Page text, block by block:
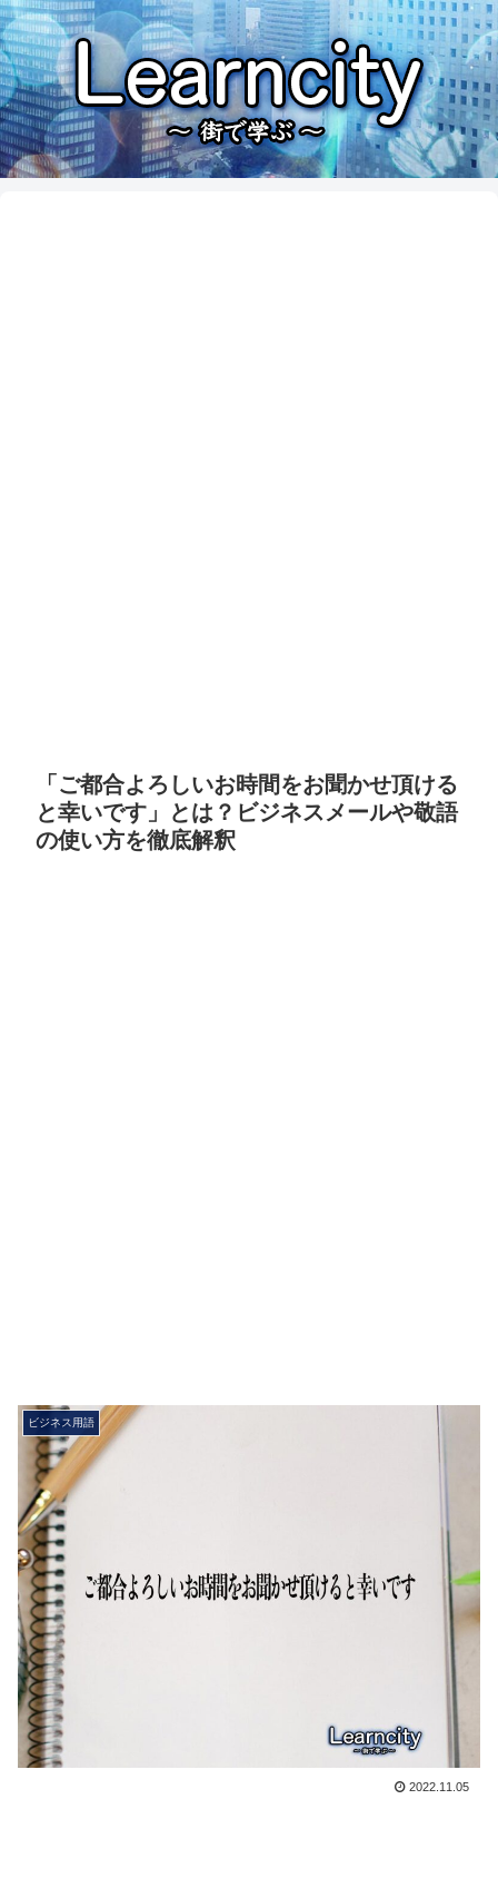
「ご都合よろしいお時間をお聞かせ頂ける
と幸いです」とは？ビジネスメールや敬語
の使い方を徹底解釈
ビジネス用語
2022.11.05